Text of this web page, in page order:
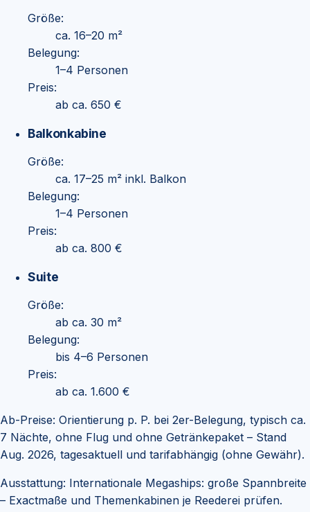
Größe:
ca. 16–20 m²
Belegung:
1–4 Personen
Preis:
ab ca. 650 €
Balkonkabine
Größe:
ca. 17–25 m² inkl. Balkon
Belegung:
1–4 Personen
Preis:
ab ca. 800 €
Suite
Größe:
ab ca. 30 m²
Belegung:
bis 4–6 Personen
Preis:
ab ca. 1.600 €
Ab-Preise: Orientierung p. P. bei 2er-Belegung, typisch ca.
7 Nächte, ohne Flug und ohne Getränkepaket – Stand
Aug. 2026, tagesaktuell und tarifabhängig (ohne Gewähr).
Ausstattung: Internationale Megaships: große Spannbreite
– Exactmaße und Themenkabinen je Reederei prüfen.